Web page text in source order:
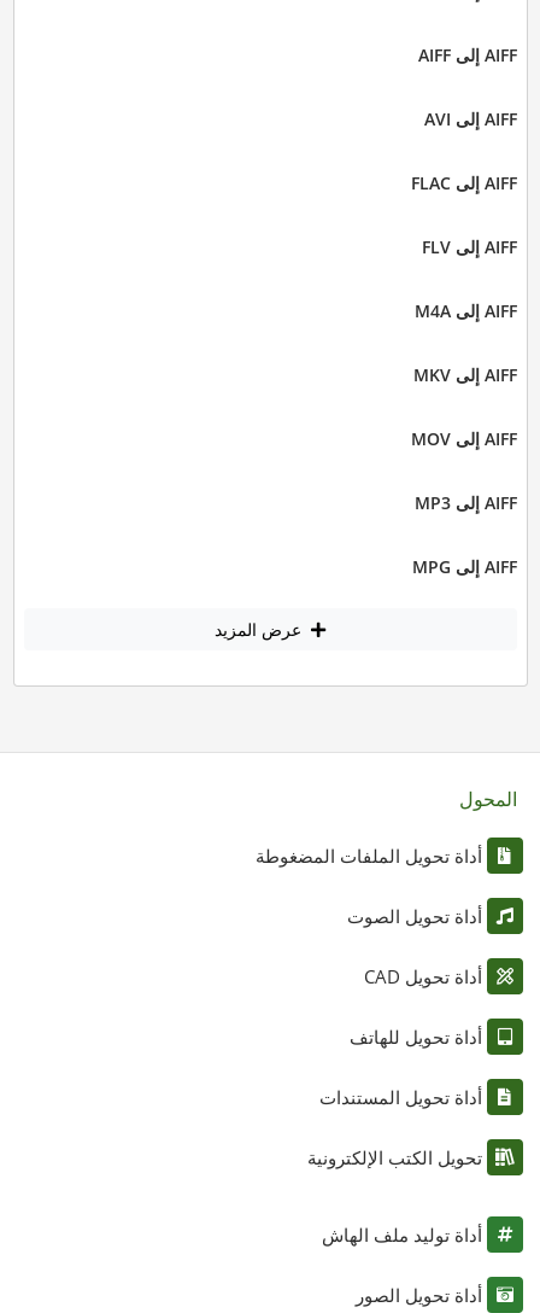
AIFF إلى AIFF
AIFF إلى AVI
AIFF إلى FLAC
AIFF إلى FLV
AIFF إلى M4A
AIFF إلى MKV
AIFF إلى MOV
AIFF إلى MP3
AIFF إلى MPG
عرض المزيد
المحول
أداة تحويل الملفات المضغوطة
أداة تحويل الصوت
أداة تحويل CAD
أداة تحويل للهاتف
أداة تحويل المستندات
تحويل الكتب الإلكترونية
أداة توليد ملف الهاش
أداة تحويل الصور